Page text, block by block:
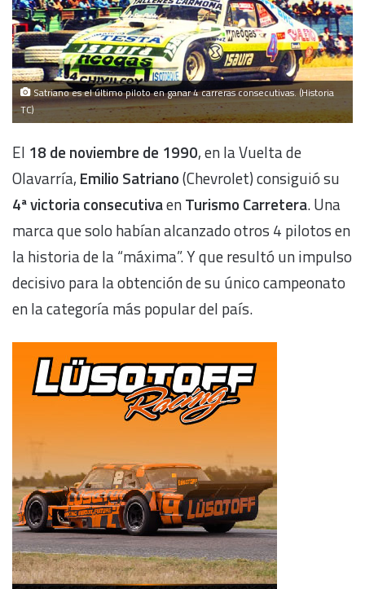
Satriano es el último piloto en ganar 4 carreras consecutivas. (Historia
TC)
El 18 de noviembre de 1990, en la Vuelta de
Olavarría, Emilio Satriano(Chevrolet) consiguió su
4ª victoria consecutivaenTurismo Carretera. Una
marca que solo habían alcanzado otros 4 pilotos en
la historia de la “máxima”. Y que resultó un impulso
decisivo para la obtención de su único campeonato
en la categoría más popular del país.